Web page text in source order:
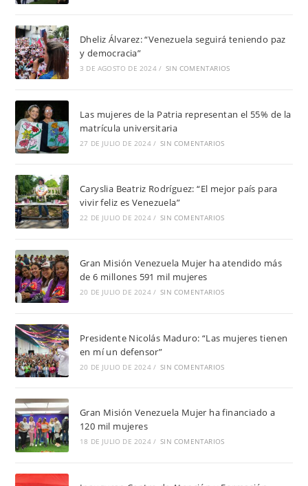
Dheliz Álvarez: “Venezuela seguirá teniendo paz
y democracia”
3 DE AGOSTO DE 2024 / SIN COMENTARIOS
Las mujeres de la Patria representan el 55% de la
matrícula universitaria
27 DE JULIO DE 2024 / SIN COMENTARIOS
Caryslia Beatriz Rodríguez: “El mejor país para
vivir feliz es Venezuela”
22 DE JULIO DE 2024 / SIN COMENTARIOS
Gran Misión Venezuela Mujer ha atendido más
de 6 millones 591 mil mujeres
20 DE JULIO DE 2024 / SIN COMENTARIOS
Presidente Nicolás Maduro: “Las mujeres tienen
en mí un defensor”
20 DE JULIO DE 2024 / SIN COMENTARIOS
Gran Misión Venezuela Mujer ha financiado a
120 mil mujeres
18 DE JULIO DE 2024 / SIN COMENTARIOS